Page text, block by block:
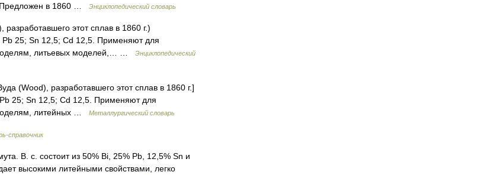
Предложен в 1860 …
Энциклопедический словарь
этот сплав в 1860 г.)
25; Sn 12,5; Cd 12,5. Применяют для
литьевых моделей,… …
Энциклопедический
(Wood), разработавшего этот сплав в 1860 г.]
25; Sn 12,5; Cd 12,5. Применяют для
литейных …
Металлургический словарь
справочник
В. с. состоит из 50% Bi, 25% Pb, 12,5% Sn и
высокими литейными свойствами, легко